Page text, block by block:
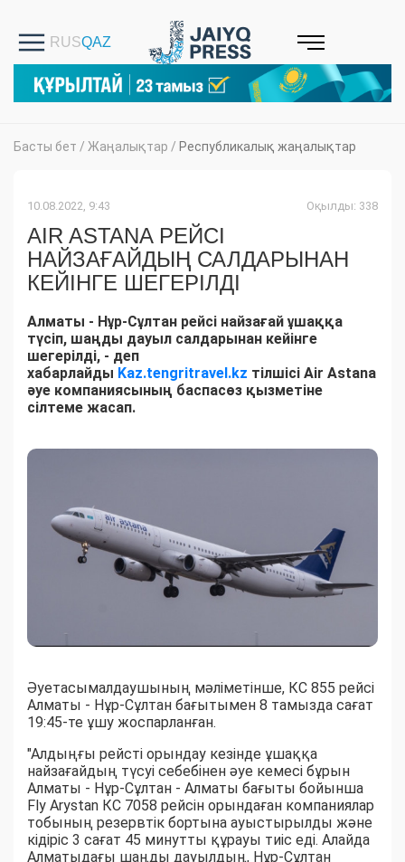
Басты бет / Жаңалықтар / Республикалық жаңалықтар
10.08.2022, 9:43 Оқылды: 338
AIR ASTANA РЕЙСІ
НАЙЗАҒАЙДЫҢ САЛДАРЫНАН
КЕЙІНГЕ ШЕГЕРІЛДІ
Алматы - Нұр-Сұлтан рейсі найзағай ұшаққа
түсіп, шаңды дауыл салдарынан кейінге
шегерілді, - деп
хабарлайды Kaz.tengritravel.kz тілшісі Air Astana
әуе компаниясының баспасөз қызметіне
сілтеме жасап.
Әуетасымалдаушының мәліметінше, КС 855 рейсі
Алматы - Нұр-Сұлтан бағытымен 8 тамызда сағат
19:45-те ұшу жоспарланған.
"Алдыңғы рейсті орындау кезінде ұшаққа
найзағайдың түсуі себебінен әуе кемесі бұрын
Алматы - Нұр-Сұлтан - Алматы бағыты бойынша
Fly Arystan КС 7058 рейсін орындаған компаниялар
тобының резервтік бортына ауыстырылды және
кідіріс 3 сағат 45 минутты құрауы тиіс еді. Алайда
Алматыдағы шаңды дауылдың, Нұр-Сұлтан